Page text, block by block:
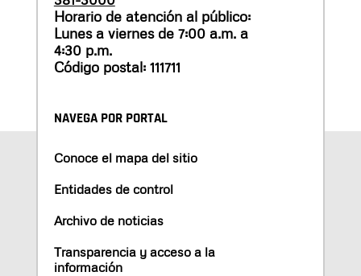
Horario de atención al público:
Lunes a viernes de 7:00 a.m. a
4:30 p.m.
Código postal: 111711
NAVEGA POR PORTAL
Conoce el mapa del sitio
Entidades de control
Archivo de noticias
Transparencia y acceso a la
información